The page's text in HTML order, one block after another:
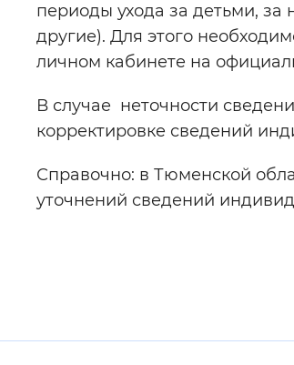
периоды ухода за детьми,
другие). Для этого
личном кабинете на
В случае неточности
корректировке сведений
Справочно: в Тюменской
уточнений сведений